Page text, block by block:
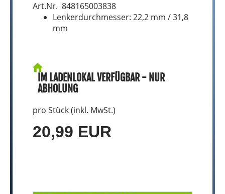
Art.Nr. 848165003838
Lenkerdurchmesser: 22,2 mm / 31,8
mm
IM LADENLOKAL VERFÜGBAR - NUR
ABHOLUNG
pro Stück (inkl. MwSt.)
20,99 EUR